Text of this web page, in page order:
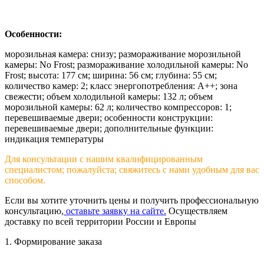
Особенности:
морозильная камера: снизу; размораживание морозильной
камеры: No Frost; размораживание холодильной камеры: No
Frost; высота: 177 см; ширина: 56 см; глубина: 55 см;
количество камер: 2; класс энергопотребления: A++; зона
свежести; объем холодильной камеры: 132 л; объем
морозильной камеры: 62 л; количество компрессоров: 1;
перевешиваемые двери; особенности конструкции:
перевешиваемые двери; дополнительные функции:
индикация температуры
Для консультации с нашим квалифицированным
специалистом; пожалуйста; свяжитесь с нами удобным для вас
способом.
Если вы хотите уточнить цены и получить профессиональную
консультацию, оставьте заявку на сайте. Осуществляем
доставку по всей территории России и Европы
1. Формирование заказа